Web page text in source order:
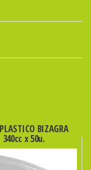
BIZAGRA
340cc x 50u.